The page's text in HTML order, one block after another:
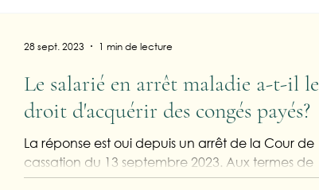
Le salarié en arrêt maladie a-t-il le
droit d'acquérir des congés payés?
La réponse est oui depuis un arrêt de la Cour de
cassation du 13 septembre 2023. Aux termes de
l'article L. 3141-3 du Code du travail, le...
28 sept. 2023 1 min de lecture